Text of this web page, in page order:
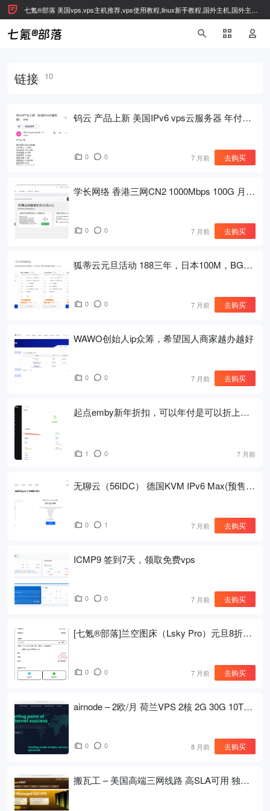
七氪®部落 美国vps,vps主机推荐,vps使用教程,linux新手教程,国外主机,国外主机
推荐
链接 10
钨云 产品上新 美国IPv6 vps云服务器 年付18
0 0 7 月前 去购买
学长网络 香港三网CN2 1000Mbps 100G 月付
0 0 7 月前 去购买
狐蒂云元旦活动 188三年，日本100M，BGP
0 0 7 月前 去购买
WAWO创始人ip众筹，希望国人商家越办越好
0 0 7 月前 去购买
起点emby新年折扣，可以年付是可以折上折
1 0 7 月前
无聊云（56IDC） 德国KVM IPv6 Max(预售)
0 1 7 月前 去购买
ICMP9 签到7天，领取免费vps
0 0 7 月前 去购买
[七氪®部落]兰空图床（Lsky Pro）元旦8折优
0 0 7 月前 去购买
airnode – 2欧/月 荷兰VPS 2核 2G 30G 10T
0 0 8 月前 去购买
搬瓦工 – 美国高端三网线路 高SLA可用 独享